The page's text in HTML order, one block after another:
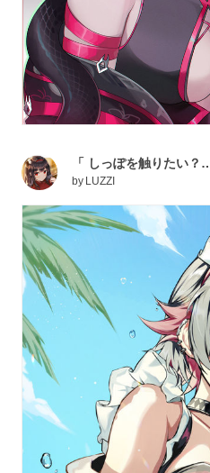
「 しっぽを触りたい？
by LUZZI